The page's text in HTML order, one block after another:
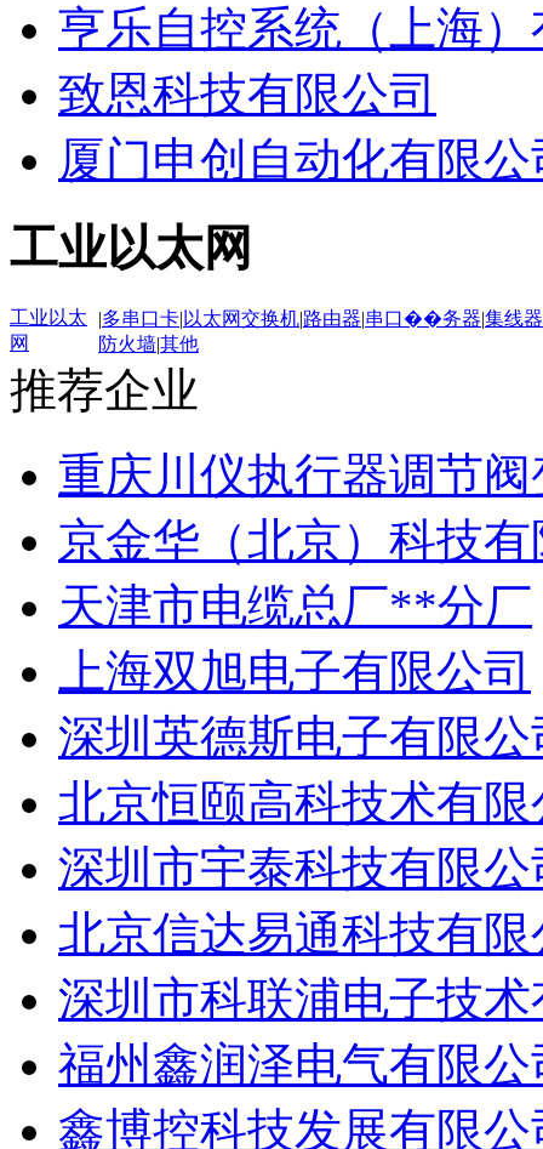
亨乐自控系统（上海
致恩科技有限公司
厦门申创自动化有限公
工业以太网
工业以太
网
|多串口卡| 以太网交换机|路由器|串口��务器|集线器
防火墙|其他
推荐企业
重庆川仪执行器调节
京金华（北京）科技
天津市电缆总厂**分厂
上海双旭电子有限公司
深圳英德斯电子有限公
北京恒颐高科技术有限
深圳市宇泰科技有限公
北京信达易通科技有限
深圳市科联浦电子技
福州鑫润泽电气有限公
鑫博控科技发展有限公